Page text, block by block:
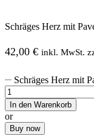
Schräges Herz mit
42,00 € inkl. MwSt.
Schräges Herz mit
In den Warenkorb
or
Buy now